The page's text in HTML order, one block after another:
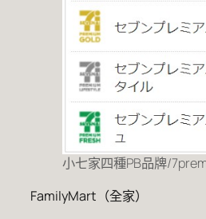
小七家四種PB品牌/
FamilyMart（全家）